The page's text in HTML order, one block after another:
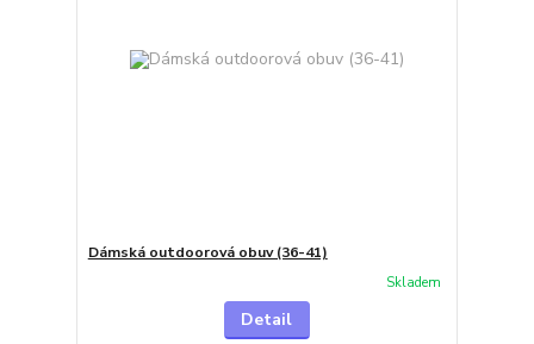
Dámská outdoorová obuv (36-41)
Skladem
Detail